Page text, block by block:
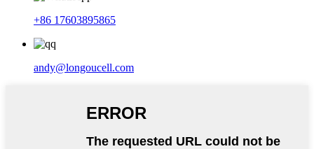
+86 17603895865
andy@longoucell.com